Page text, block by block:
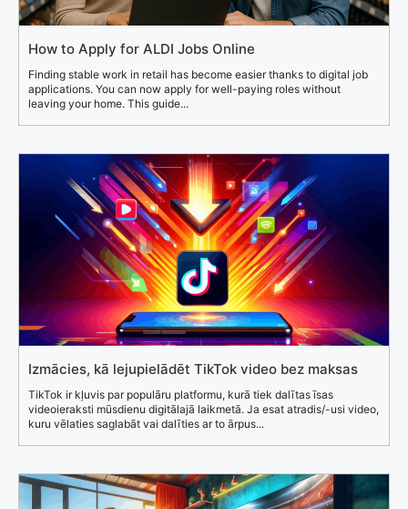
How to Apply for ALDI Jobs Online
Finding stable work in retail has become easier thanks to digital job
applications. You can now apply for well-paying roles without
leaving your home. This guide...
Izmācies, kā lejupielādēt TikTok video bez maksas
TikTok ir kļuvis par populāru platformu, kurā tiek dalītas īsas
videoieraksti mūsdienu digitālajā laikmetā. Ja esat atradis/-usi video,
kuru vēlaties saglabāt vai dalīties ar to ārpus...